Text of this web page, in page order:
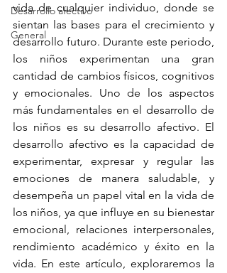
Desarrollo afectivo
General
vida de cualquier individuo, donde se
sientan las bases para el crecimiento y
desarrollo futuro. Durante este periodo,
los niños experimentan una gran
cantidad de cambios físicos, cognitivos
y emocionales. Uno de los aspectos
más fundamentales en el desarrollo de
los niños es su desarrollo afectivo. El
desarrollo afectivo es la capacidad de
experimentar, expresar y regular las
emociones de manera saludable, y
desempeña un papel vital en la vida de
los niños, ya que influye en su bienestar
emocional, relaciones interpersonales,
rendimiento académico y éxito en la
vida. En este artículo, exploraremos la